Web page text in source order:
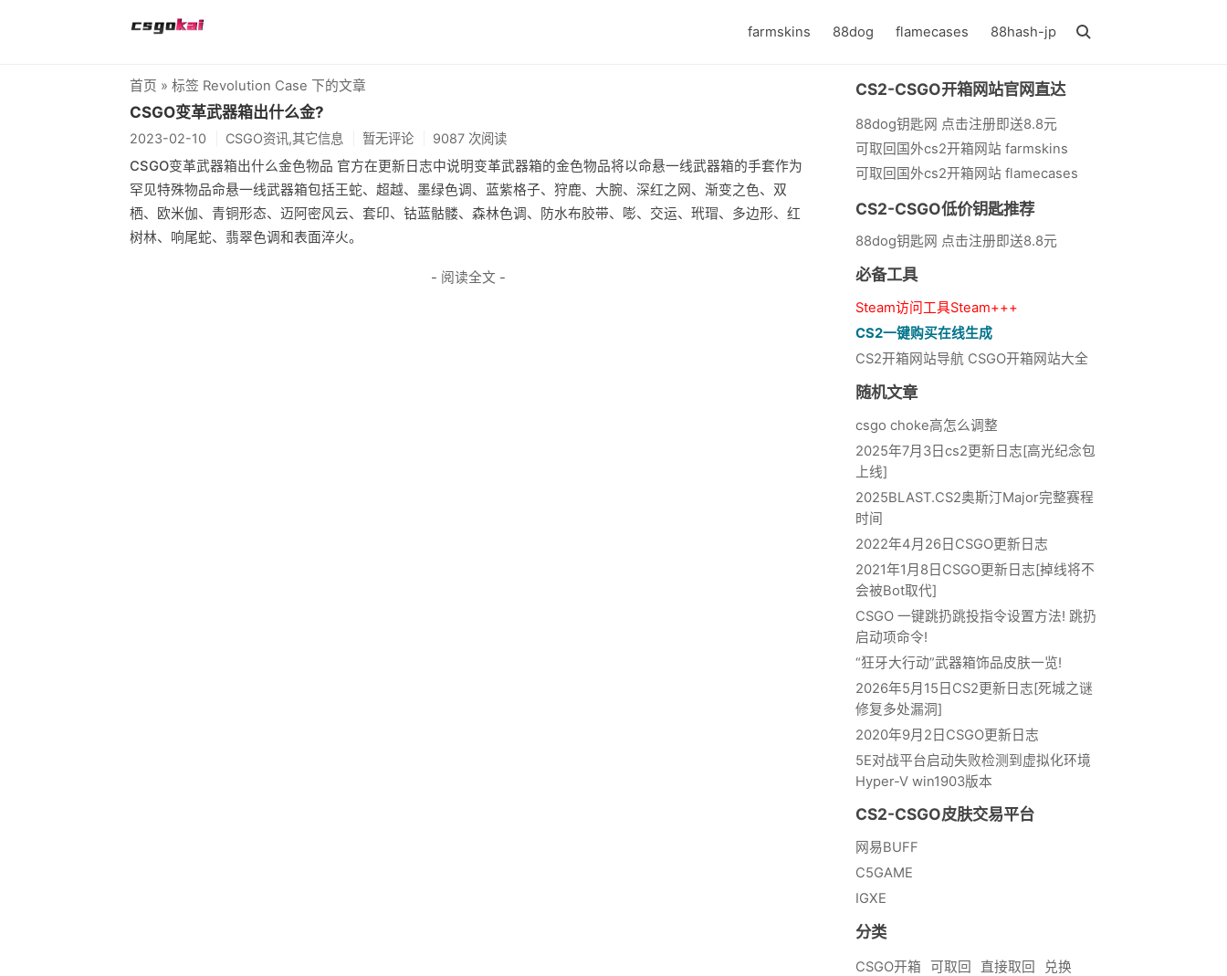
farmskins 88dog flamecases 88hash-jp
首页 » 标签 Revolution Case 下的文章
CSGO变革武器箱出什么金?
2023-02-10 CSGO资讯,其它信息 暂无评论 9087 次阅读
CSGO变革武器箱出什么金色物品 官方在更新日志中说明变革武器箱的金色物品将以命悬一线武器箱的手套作为
罕见特殊物品命悬一线武器箱包括王蛇、超越、墨绿色调、蓝紫格子、狩鹿、大腕、深红之网、渐变之色、双
栖、欧米伽、青铜形态、迈阿密风云、套印、钴蓝骷髅、森林色调、防水布胶带、嘭、交运、玳瑁、多边形、红
树林、响尾蛇、翡翠色调和表面淬火。
- 阅读全文 -
CS2-CSGO开箱网站官网直达
88dog钥匙网 点击注册即送8.8元
可取回国外cs2开箱网站 farmskins
可取回国外cs2开箱网站 flamecases
CS2-CSGO低价钥匙推荐
88dog钥匙网 点击注册即送8.8元
必备工具
Steam访问工具Steam+++
CS2一键购买在线生成
CS2开箱网站导航 CSGO开箱网站大全
随机文章
csgo choke高怎么调整
2025年7月3日cs2更新日志[高光纪念包
上线]
2025BLAST.CS2奥斯汀Major完整赛程
时间
2022年4月26日CSGO更新日志
2021年1月8日CSGO更新日志[掉线将不
会被Bot取代]
CSGO 一键跳扔跳投指令设置方法! 跳扔
启动项命令!
“狂牙大行动”武器箱饰品皮肤一览!
2026年5月15日CS2更新日志[死城之谜
修复多处漏洞]
2020年9月2日CSGO更新日志
5E对战平台启动失败检测到虚拟化环境
Hyper-V win1903版本
CS2-CSGO皮肤交易平台
网易BUFF
C5GAME
IGXE
分类
CSGO开箱 可取回 直接取回
兑换